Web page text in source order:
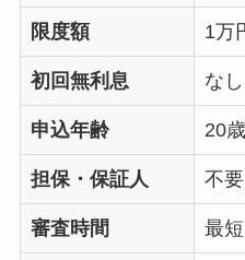
限度額 1万
初回無利息 なし
申込年齢 20
担保・保証人 不要
審査時間 最